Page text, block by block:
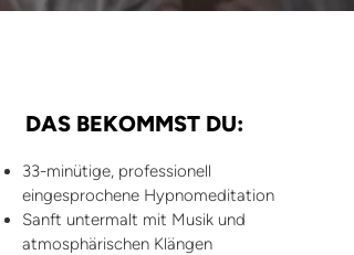
DAS BEKOMMST DU:
33-minütige, professionell
eingesprochene Hypnomeditation
Sanft untermalt mit Musik und
atmosphärischen Klängen